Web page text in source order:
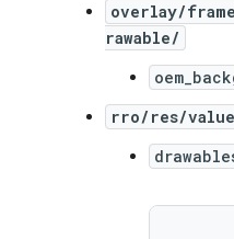
overlay/
rawable/
rro/res/